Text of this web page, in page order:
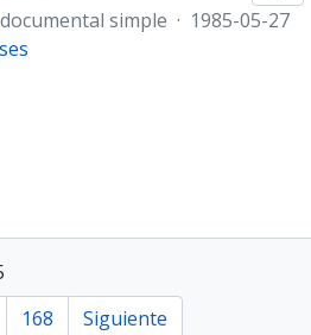
simple · 1985-05-27
168 Siguiente